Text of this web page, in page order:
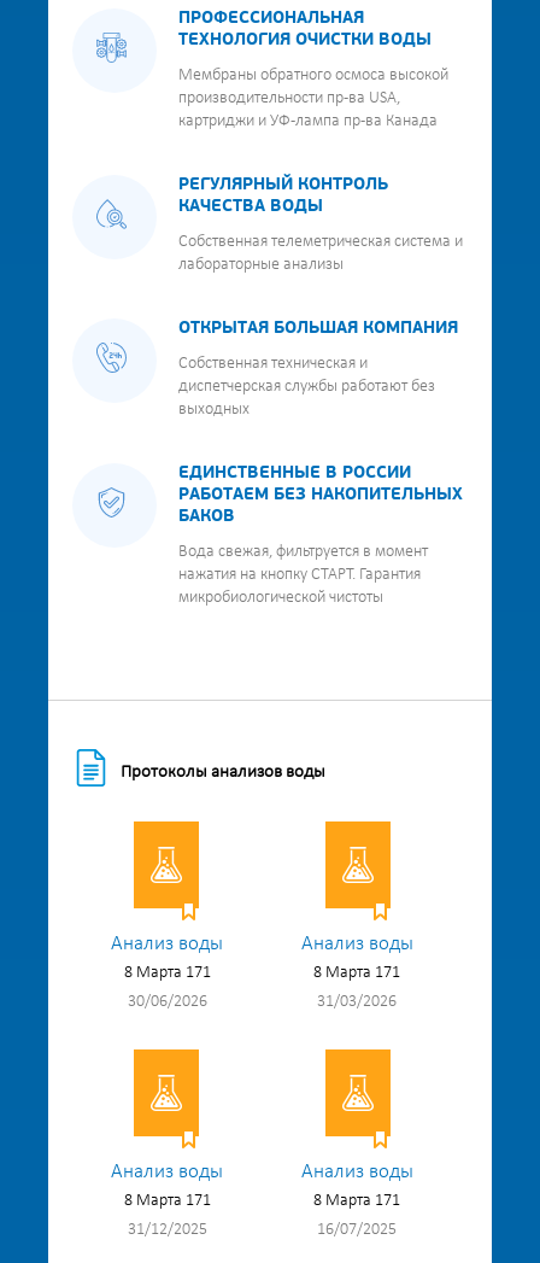
ПРОФЕССИОНАЛЬНАЯ
ТЕХНОЛОГИЯ ОЧИСТКИ ВОДЫ
Мембраны обратного осмоса высокой
производительности пр-ва USA,
картриджи и УФ-лампа пр-ва Канада
РЕГУЛЯРНЫЙ КОНТРОЛЬ
КАЧЕСТВА ВОДЫ
Собственная телеметрическая система и
лабораторные анализы
ОТКРЫТАЯ БОЛЬШАЯ КОМПАНИЯ
Собственная техническая и
диспетчерская службы работают без
выходных
ЕДИНСТВЕННЫЕ В РОССИИ
РАБОТАЕМ БЕЗ НАКОПИТЕЛЬНЫХ
БАКОВ
Вода свежая, фильтруется в момент
нажатия на кнопку СТАРТ. Гарантия
микробиологической чистоты
Протоколы анализов воды
Анализ воды
8 Марта 171
30/06/2026
Анализ воды
8 Марта 171
31/03/2026
Анализ воды
8 Марта 171
31/12/2025
Анализ воды
8 Марта 171
16/07/2025